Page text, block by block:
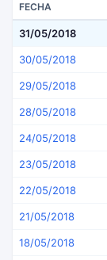
FECHA
31/05/2018
30/05/2018
29/05/2018
28/05/2018
24/05/2018
23/05/2018
22/05/2018
21/05/2018
18/05/2018